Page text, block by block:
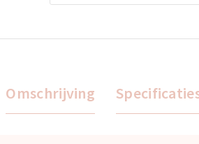
Omschrijving